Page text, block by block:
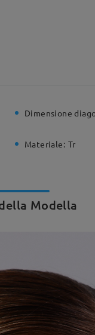
Dimensione
Materiale: Tr
Modella